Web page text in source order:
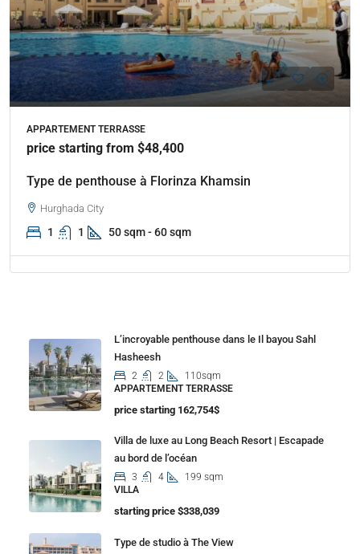
APPARTEMENT TERRASSE
price starting from $48,400
Type de penthouse à Florinza Khamsin
Hurghada City
1 1 50 sqm - 60 sqm
L’incroyable penthouse dans le Il bayou Sahl
Hasheesh
2 2
110sqm
APPARTEMENT TERRASSE
price starting 162,754$
Villa de luxe au Long Beach Resort | Escapade
au bord de l’océan
3 4
199 sqm
VILLA
starting price $338,039
Type de studio à The View